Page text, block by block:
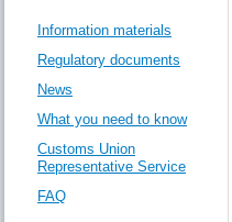
Information materials
Regulatory documents
News
What you need to know
Customs Union
Representative Service
FAQ